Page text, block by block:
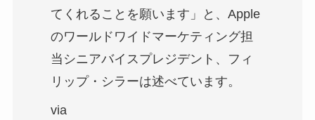
てくれることを願います」と、Apple
のワールドワイドマーケティング担
当シニアバイスプレジデント、フィ
リップ・シラーは述べています。
via